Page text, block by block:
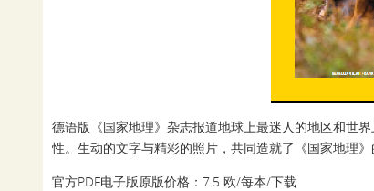
德语版《国家地理》杂志报道地球上最迷人的地区和世
性。生动的文字与精彩的照片，共同造就了《国家地理》
官方PDF电子版原版价格：7.5 欧/每本/下载